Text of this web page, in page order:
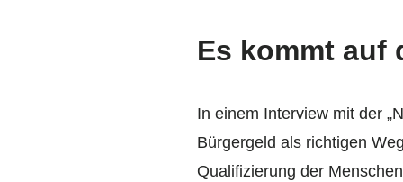
Es kommt auf
In einem Interview mit der
Bürgergeld als richtigen
Qualifizierung der